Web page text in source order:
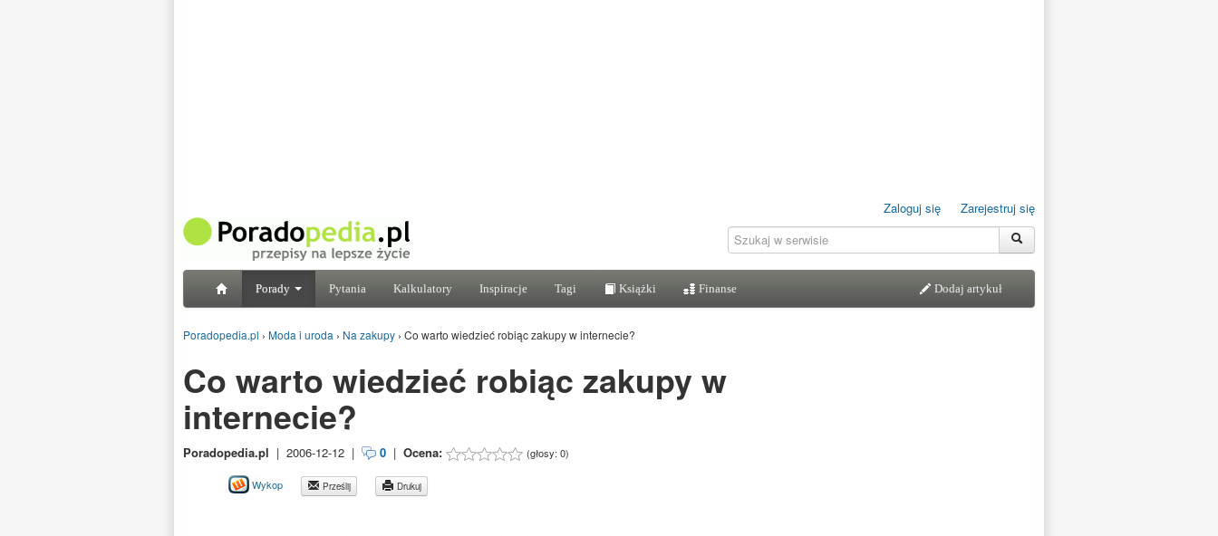
Zaloguj się Zarejestruj się
Porady Pytania Kalkulatory Inspiracje Tagi Książki Finanse Dodaj artykuł
Poradopedia.pl › Moda i uroda › Na zakupy › Co warto wiedzieć robiąc zakupy w internecie?
Co warto wiedzieć robiąc zakupy w
internecie?
Poradopedia.pl | 2006-12-12 | 0 | Ocena: (głosy: 0)
Wykop Prześlij Drukuj